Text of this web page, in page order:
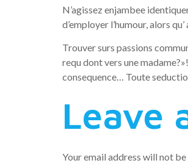
N’agissez enjambee
d’employer l’humour, alors
Trouver surs passions
requ dont vers une
consequence… Toute
Leave
Your email address will not be